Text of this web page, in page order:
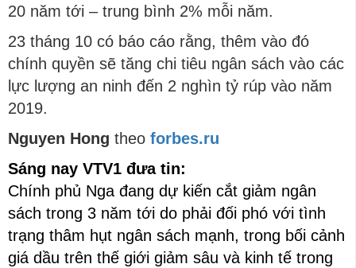
20 năm tới – trung bình 2% mỗi năm.
23 tháng 10 có báo cáo rằng, thêm vào đó
chính quyền sẽ tăng chi tiêu ngân sách vào các
lực lượng an ninh đến 2 nghìn tỷ rúp vào năm
2019.
Nguyen Hong theo forbes.ru
Sáng nay VTV1 đưa tin:
Chính phủ Nga đang dự kiến cắt giảm ngân
sách trong 3 năm tới do phải đối phó với tình
trạng thâm hụt ngân sách mạnh, trong bối cảnh
giá dầu trên thế giới giảm sâu và kinh tế trong